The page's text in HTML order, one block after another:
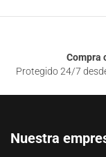
Compra
Protegido 24/7
Nuestra